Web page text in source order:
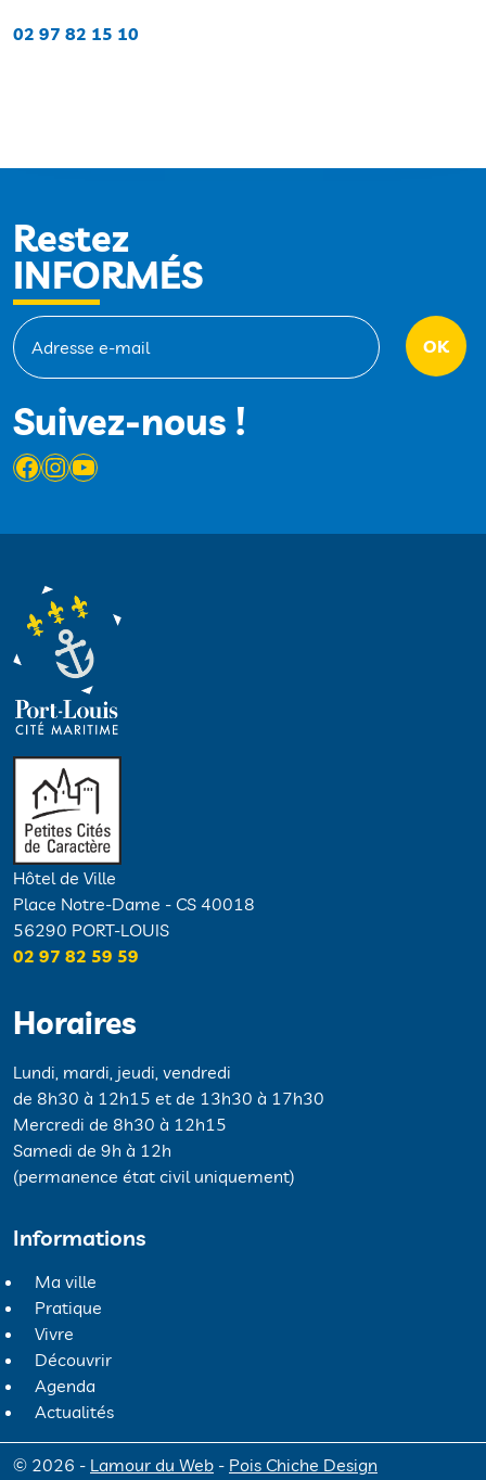
02 97 82 15 10
Restez
INFORMÉS
Suivez-nous !
Facebook
Instagram
YouTube
Hôtel de Ville
Place Notre-Dame - CS 40018
56290 PORT-LOUIS
02 97 82 59 59
Horaires
Lundi, mardi, jeudi, vendredi
de 8h30 à 12h15 et de 13h30 à 17h30
Mercredi de 8h30 à 12h15
Samedi de 9h à 12h
(permanence état civil uniquement)
Informations
Ma ville
Pratique
Vivre
Découvrir
Agenda
Actualités
© 2026 - Lamour du Web - Pois Chiche Design